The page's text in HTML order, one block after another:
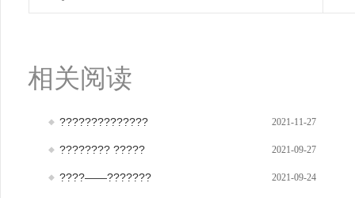
相关阅读
?????????????? 2021-11-27
???????? ????? 2021-09-27
????——??????? 2021-09-24